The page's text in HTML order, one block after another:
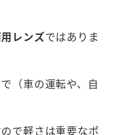
レンズではありま
（車の運転や、自
で軽さは重要なポ